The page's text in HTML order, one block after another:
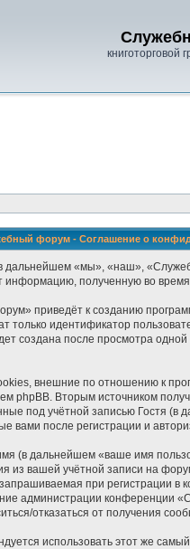
книготорговой
форум - Соглашение о
«мы», «наш»,
полученную во
приведёт к созданию
идентификатор
создана после просмотра
внешние по отношению к
phpBB. Вторым источником
под учётной записью Гостя
после регистрации и
(в дальнейшем «ваше имя
вашей учётной записи на
при регистрации
администрации
отказаться от получения
использовать этот же